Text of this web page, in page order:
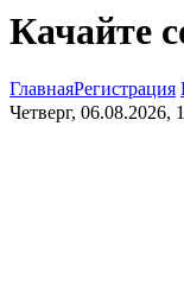
Качайте
ГлавнаяРегистрация
Четверг, 06.08.2026,